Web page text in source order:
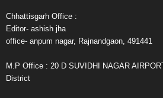
Chhattisgarh Office :
Editor- ashish jha
office- anpum nagar, Rajnandgaon, 491441
M.P Office : 20 D SUVIDHI NAGAR
District